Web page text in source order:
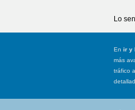
Lo
En ir y
más
tráfico